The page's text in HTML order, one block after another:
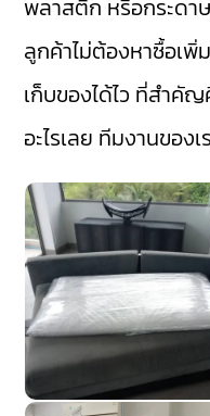
พลาสติก หรือกระดา
ลูกค้าไม่ต้องหาซื้อเพิ่
เก็บของได้ไว ที่สำคั
อะไรเลย ทีมงานของ